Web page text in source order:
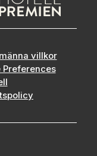
villkor
Preferences